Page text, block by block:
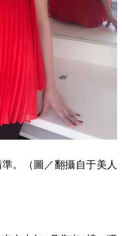
。（圖／翻攝自于美人